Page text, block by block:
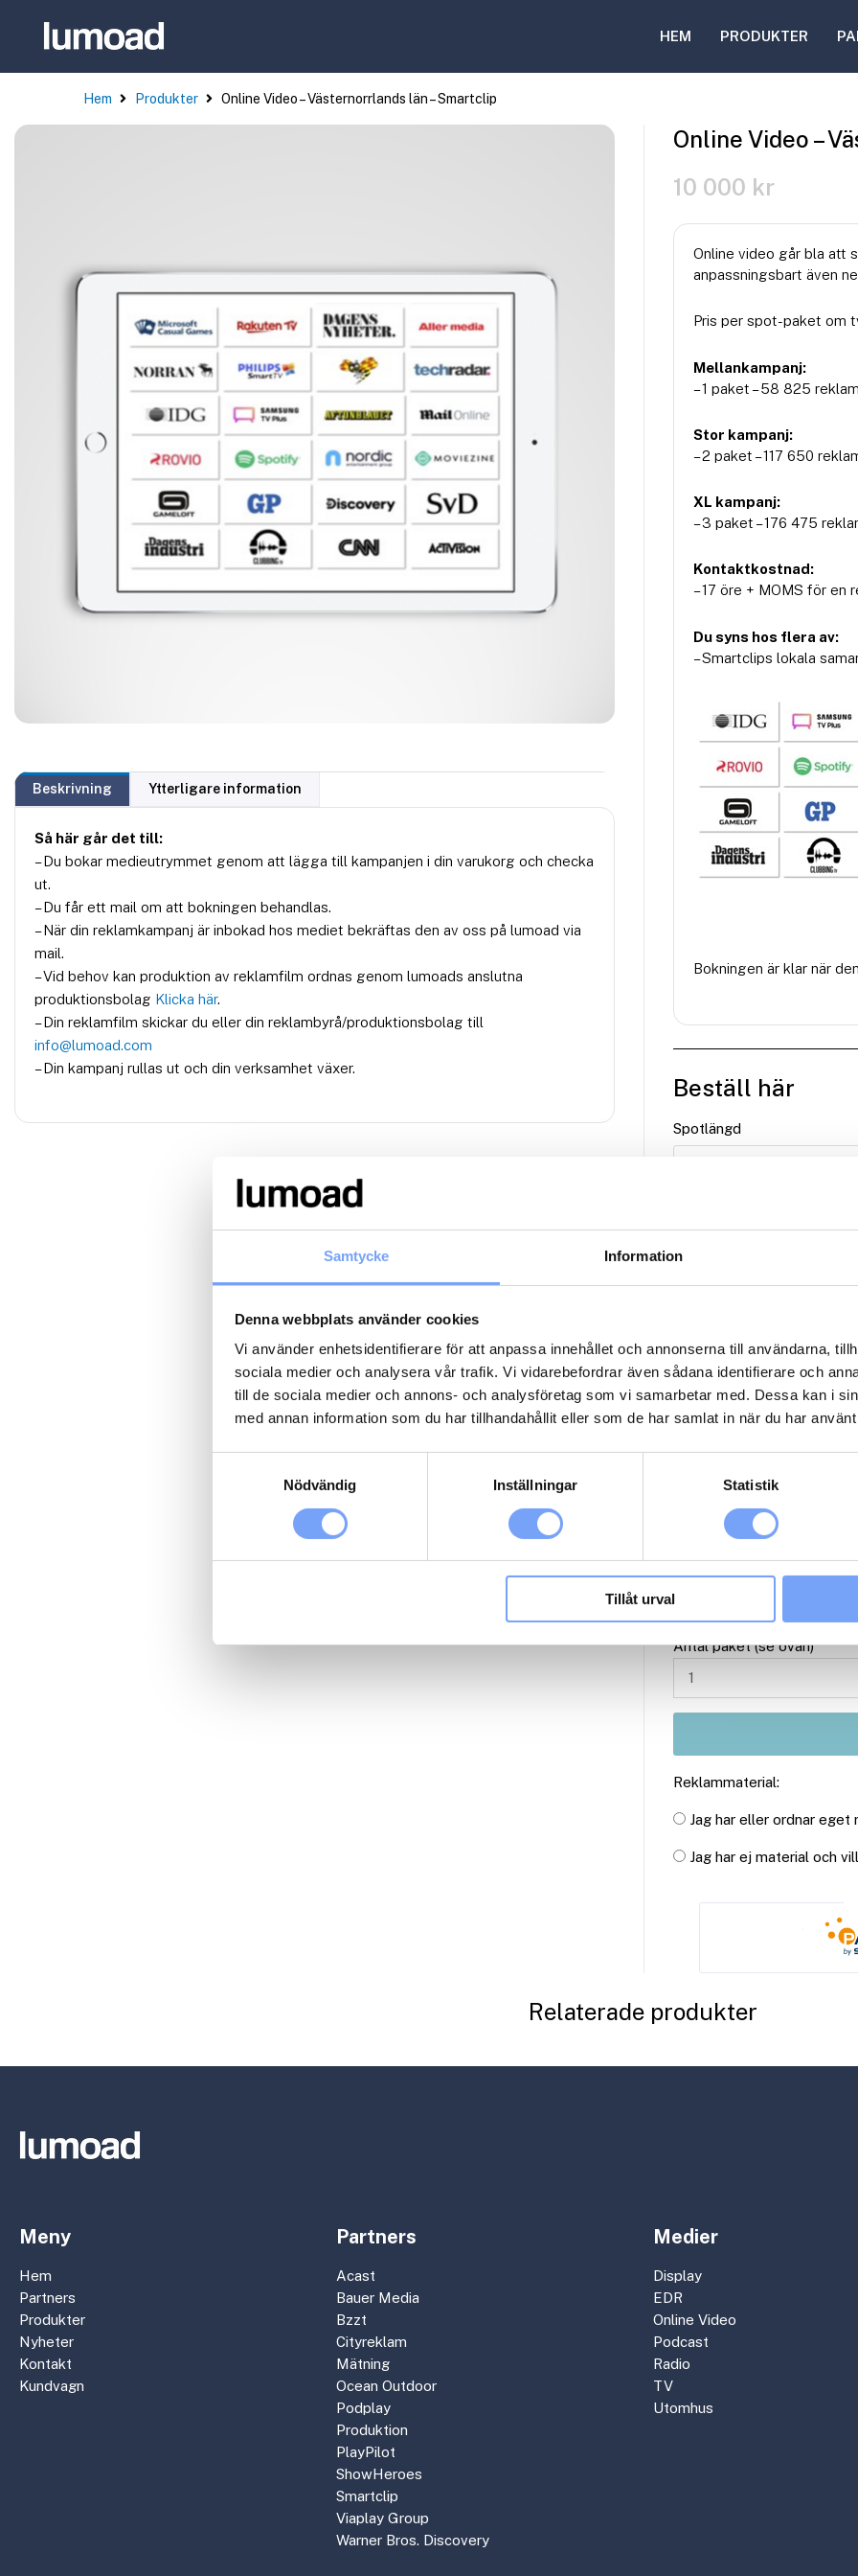
Samtycke Information
Denna webbplats använder cookies
Vi använder enhetsidentifierare för att anpassa innehållet och annonserna till användarna,
sociala medier och analysera vår trafik. Vi vidarebefordrar även sådana identifierare och
till de sociala medier och annons- och analysföretag som vi samarbetar med. Dessa kan i
med annan information som du har tillhandahållit eller som de har samlat in när du har
Nödvändig
Inställningar Statistik
Tillåt urval
HEM PRODUKTER
Hem Produkter Online Video – Västernorrlands län – Smartclip
Beskrivning Ytterligare information
Så här går det till:
– Du bokar medieutrymmet genom att lägga till kampanjen i din varukorg och checka
ut.
– Du får ett mail om att bokningen behandlas.
– När din reklamkampanj är inbokad hos mediet bekräftas den av oss på lumoad via
mail.
– Vid behov kan produktion av reklamfilm ordnas genom lumoads anslutna
produktionsbolag Klicka här.
– Din reklamfilm skickar du eller din reklambyrå/produktionsbolag till
info@lumoad.com
– Din kampanj rullas ut och din verksamhet växer.
Online Video –
10 000 kr
Online video går bla att
anpassningsbart även
Pris per spot-paket om
Mellankampanj:
– 1 paket – 58 825
Stor kampanj:
– 2 paket – 117 650
XL kampanj:
– 3 paket – 176 475
Kontaktkostnad:
– 17 öre + MOMS för en
Du syns hos flera av:
– Smartclips lokala
Bokningen är klar när
Beställ här
Spotlängd
Reklammaterial:
Jag har eller ordnar
Jag har ej material och
Start fr.o.m. datum
Antal paket (se ovan)
Relaterade produkter
Meny
Hem
Partners
Produkter
Nyheter
Kontakt
Kundvagn
Partners
Acast
Bauer Media
Bzzt
Cityreklam
Mätning
Ocean Outdoor
Podplay
Produktion
PlayPilot
ShowHeroes
Smartclip
Viaplay Group
Warner Bros. Discovery
Medier
Display
EDR
Online Video
Podcast
Radio
TV
Utomhus